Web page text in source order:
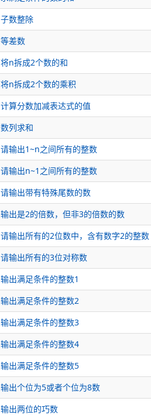
子数整除
等差数
将n拆成2个数的和
将n拆成2个数的乘积
计算分数加减表达式的值
数列求和
请输出1~n之间所有的整数
请输出n~1之间所有的整数
请输出带有特殊尾数的数
输出是2的倍数，但非3的倍数的数
请输出所有的2位数中，含有数字2的整数
请输出所有的3位对称数
输出满足条件的整数1
输出满足条件的整数2
输出满足条件的整数3
输出满足条件的整数4
输出满足条件的整数5
输出个位为5或者个位为8数
输出两位的巧数